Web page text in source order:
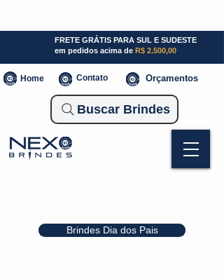
Brindes Dia dos Pais
FRETE GRÁTIS PARA SUL E SUDESTE
em pedidos acima de R$ 2.500,00
Home Contato Orçamentos
Buscar Brindes